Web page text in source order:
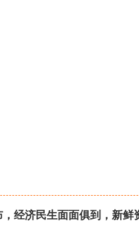
经济民生面面俱到，新鲜